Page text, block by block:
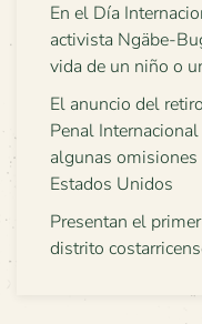
En el Día
activista Ngäbe-
vida de un niño o
El anuncio del
Penal
algunas
Estados Unidos
Presentan el
distrito